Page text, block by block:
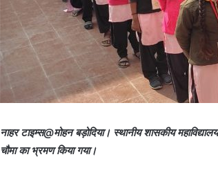
नाहर टाइम्स@मोहन बड़ोदिया। स्थानीय शासकीय
चौमा का भ्रमण किया गया।